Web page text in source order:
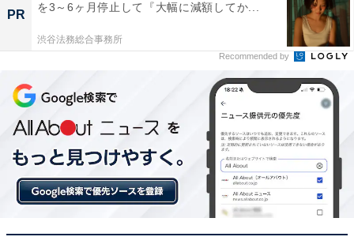
PR
を3～6ヶ月停止して『大幅に減額してか...
渋谷法務総合事務所
Recommended by